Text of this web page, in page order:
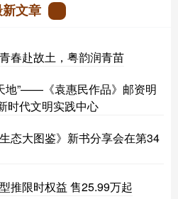
文章
春赴故土，粤韵润青苗
地”——《袁惠民作品》邮资明
时代文明实践中心
态大图鉴》新书分享会在第34
推限时权益 售25.99万起